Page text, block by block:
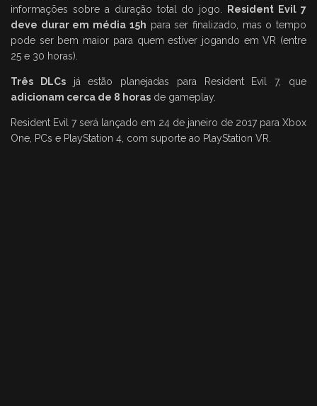
informações sobre a duração total do jogo.
Resident Evil 7
deve durar em média 15h para ser finalizado, mas o tempo
pode ser bem maior para quem estiver jogando em VR (entre
25 e 30 horas).
Três DLCsjá estão planejadas para Resident Evil 7, que
adicionam cerca de 8 horas de gameplay.
Resident Evil 7 será lançado em 24 de janeiro de 2017 para Xbox
One, PCs e PlayStation 4, com suporte ao PlayStation VR.